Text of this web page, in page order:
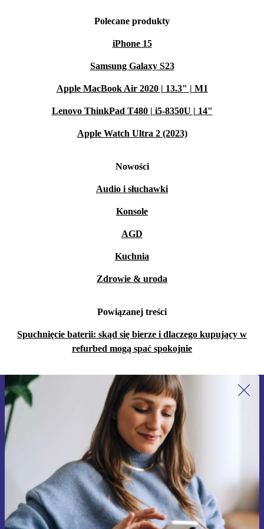
Polecane produkty
iPhone 15
Samsung Galaxy S23
Apple MacBook Air 2020 | 13.3" | M1
Lenovo ThinkPad T480 | i5-8350U | 14"
Apple Watch Ultra 2 (2023)
Nowości
Audio i słuchawki
Konsole
AGD
Kuchnia
Zdrowie & uroda
Powiązanej treści
Spuchnięcie baterii: skąd się bierze i dlaczego kupujący w
refurbed mogą spać spokojnie
Zapisz się na nasz newsletter!
Nie przegap żadnej oferty.
Zarejestruj się
Informacje na temat używania danych osobowych znajdują się w
naszej
Polityce prywatności